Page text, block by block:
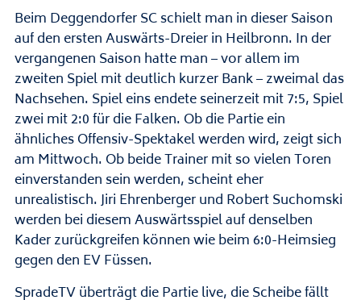
Beim Deggendorfer SC schielt man in dieser Saison
auf den ersten Auswärts-Dreier in Heilbronn. In der
vergangenen Saison hatte man – vor allem im
zweiten Spiel mit deutlich kurzer Bank – zweimal das
Nachsehen. Spiel eins endete seinerzeit mit 7:5, Spiel
zwei mit 2:0 für die Falken. Ob die Partie ein
ähnliches Offensiv-Spektakel werden wird, zeigt sich
am Mittwoch. Ob beide Trainer mit so vielen Toren
einverstanden sein werden, scheint eher
unrealistisch. Jiri Ehrenberger und Robert Suchomski
werden bei diesem Auswärtsspiel auf denselben
Kader zurückgreifen können wie beim 6:0-Heimsieg
gegen den EV Füssen.
SpradeTV überträgt die Partie live, die Scheibe fällt